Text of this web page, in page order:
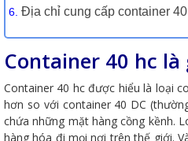
Địa chỉ cung cấp container
Container 40 hc là
Container 40 hc được hiểu là loại
hơn so với container 40 DC
chứa những mặt hàng cồng kềnh.
hàng hóa đi mọi nơi trên thế giới.